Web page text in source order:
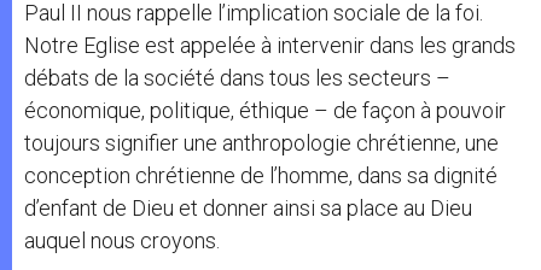
Paul II nous rappelle l’implication sociale de la foi.
Notre Eglise est appelée à intervenir dans les grands
débats de la société dans tous les secteurs –
économique, politique, éthique – de façon à pouvoir
toujours signifier une anthropologie chrétienne, une
conception chrétienne de l’homme, dans sa dignité
d’enfant de Dieu et donner ainsi sa place au Dieu
auquel nous croyons.